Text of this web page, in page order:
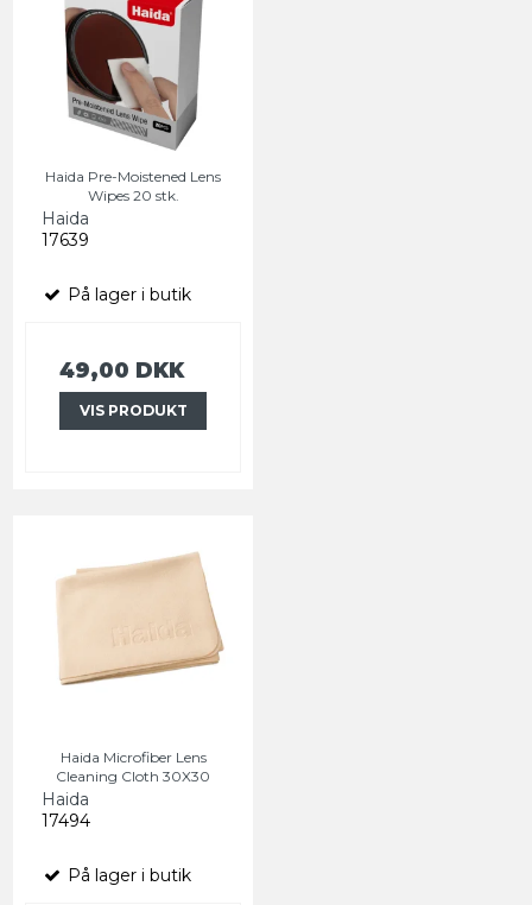
Haida Pre-Moistened Lens
Wipes 20 stk.
Haida
17639
På lager i butik
49,00 DKK
VIS PRODUKT
Haida Microfiber Lens
Cleaning Cloth 30X30
Haida
17494
På lager i butik